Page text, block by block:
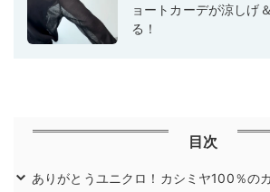
ョートカーデが涼しげ
る！
目次
ありがとうユニクロ！カシミヤ100％の